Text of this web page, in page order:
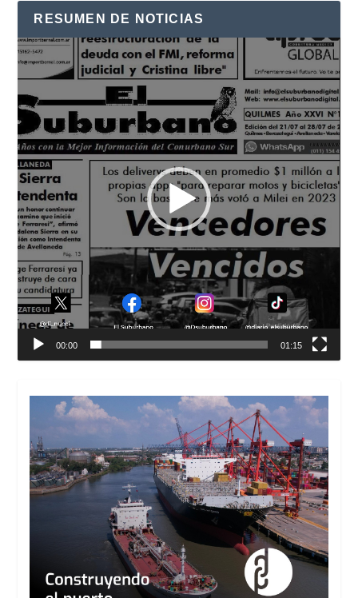
RESUMEN DE NOTICIAS
Reproductor
de
vídeo
00:00 01:15